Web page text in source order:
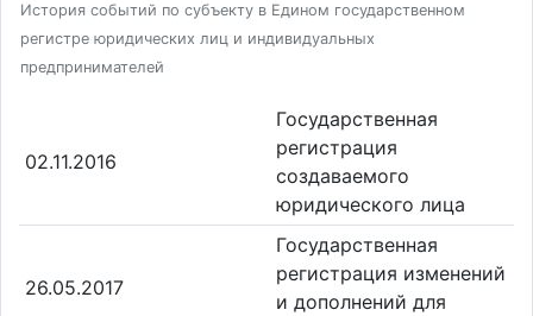
История событий по субъекту в Едином государственном
регистре юридических лиц и индивидуальных
предпринимателей
02.11.2016
Государственная
регистрация
создаваемого
юридического лица
26.05.2017
Государственная
регистрация изменений
и дополнений для